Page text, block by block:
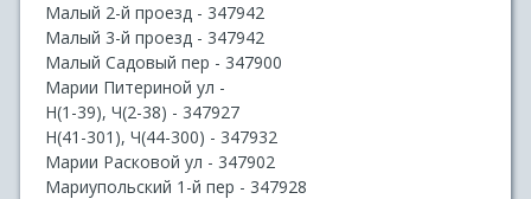
Малый 2-й проезд - 347942
Малый 3-й проезд - 347942
Малый Садовый пер - 347900
Марии Питериной ул -
Н(1-39), Ч(2-38) - 347927
Н(41-301), Ч(44-300) - 347932
Марии Расковой ул - 347902
Мариупольский 1-й пер - 347928